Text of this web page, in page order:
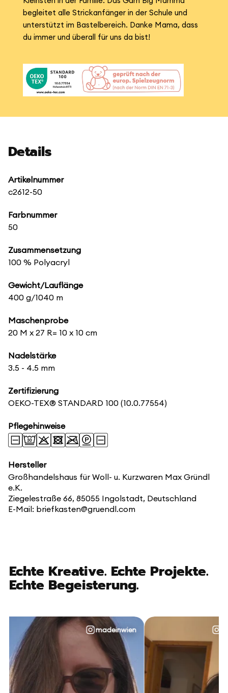
begleitet alle Strickanfänger in der Schule und
unterstützt im Bastelbereich. Danke Mama, dass
du immer und überall für uns da bist!
Details
Artikelnummer
c2612-50
Farbnummer
50
Zusammensetzung
100 % Polyacryl
Gewicht/Lauflänge
400 g/1040 m
Maschenprobe
20 M x 27 R= 10 x 10 cm
Nadelstärke
3.5 - 4.5 mm
Zertifizierung
OEKO-TEX® STANDARD 100 (10.0.77554)
Pflegehinweise
Hersteller
Großhandelshaus für Woll- u. Kurzwaren Max Gründl
e.K.
Ziegelestraße 66, 85055 Ingolstadt, Deutschland
E-Mail: briefkasten@gruendl.com
Echte Kreative. Echte Projekte.
Echte Begeisterung.
madeinwien